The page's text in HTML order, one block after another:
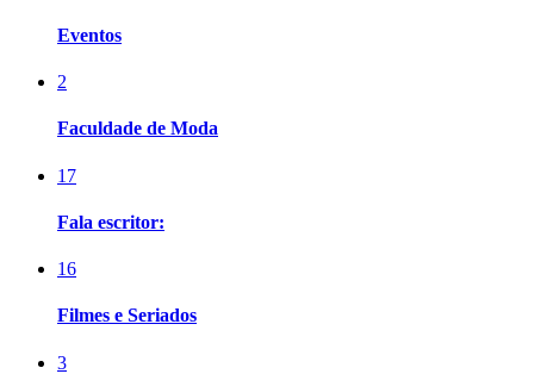
Eventos
2
Faculdade de Moda
17
Fala escritor:
16
Filmes e Seriados
3